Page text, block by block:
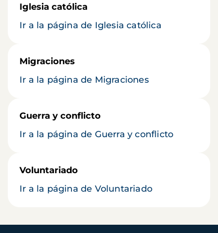
Iglesia católica
Ir a la página de Iglesia católica
Migraciones
Ir a la página de Migraciones
Guerra y conflicto
Ir a la página de Guerra y conflicto
Voluntariado
Ir a la página de Voluntariado